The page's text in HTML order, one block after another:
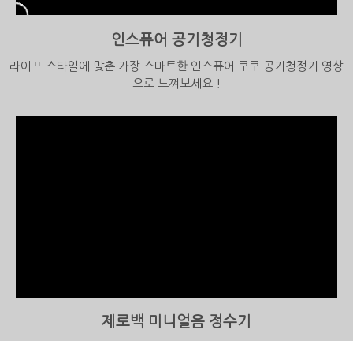
인스퓨어 공기청정기
라이프 스타일에 맞춘 가장 스마트한 인스퓨어 쿠쿠 공기청정기 영상
으로 느껴보세요 !
제로백 미니얼음 정수기